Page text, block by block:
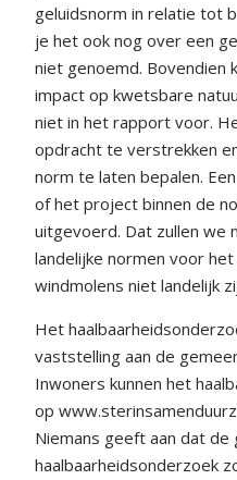
geluidsnorm in relatie tot
je het ook nog over een
niet genoemd. Bovendien
impact op kwetsbare
niet in het rapport voor.
opdracht te verstrekken
norm te laten bepalen.
of het project binnen de
uitgevoerd. Dat zullen we
landelijke normen voor
windmolens niet landelijk
Het
vaststelling aan de
Inwoners kunnen het
op
Niemans geeft aan dat
haalbaarheidsonderzoek